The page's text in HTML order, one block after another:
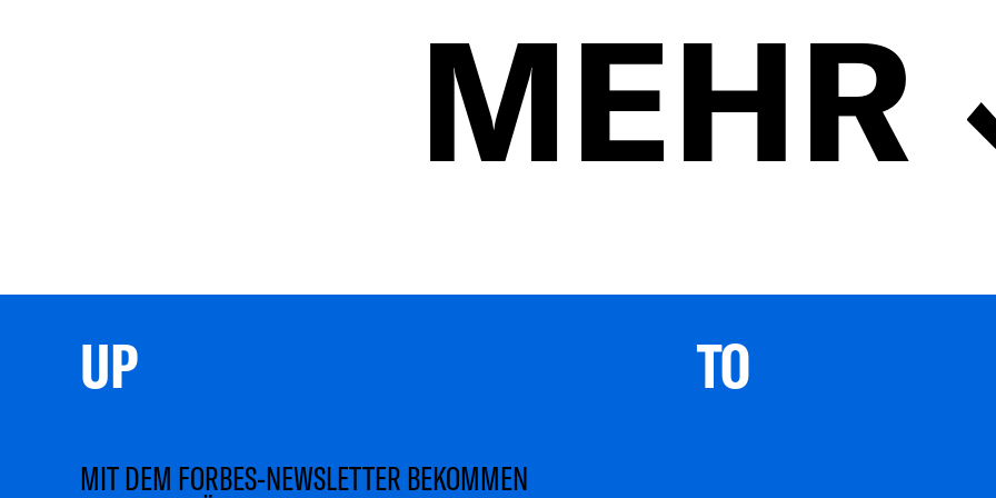
MEHR
UP TO
MIT DEM FORBES-NEWSLETTER BEKOMMEN